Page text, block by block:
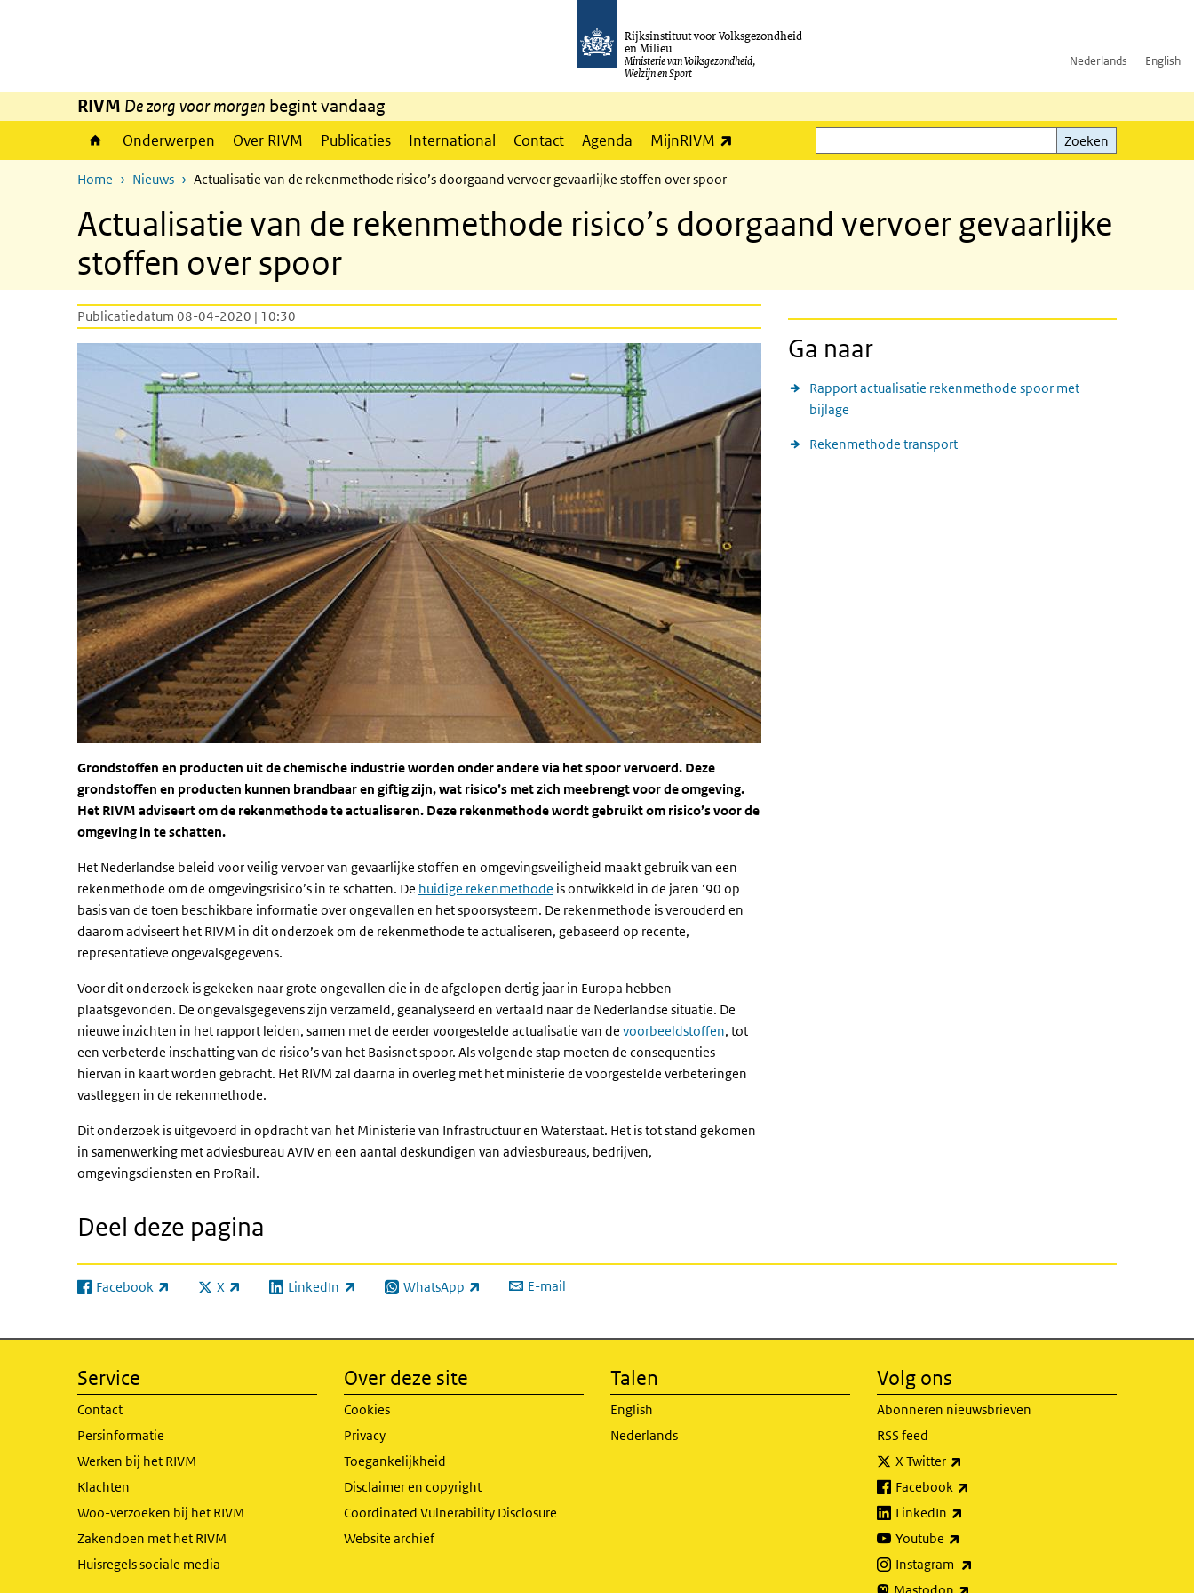
Rijksinstituut voor Volksgezondheid
en Milieu
Ministerie van Volksgezondheid,
Welzijn en Sport
Nederlands English
RIVM De zorg voor morgen begint vandaag
Onderwerpen Over RIVM Publicaties International Contact Agenda MijnRIVM
Zoeken
Zoeken
Home Nieuws Actualisatie van de rekenmethode risico’s doorgaand vervoer gevaarlijke stoffen over spoor
Actualisatie van de rekenmethode risico’s doorgaand vervoer gevaarlijke
stoffen over spoor
Publicatiedatum 08-04-2020 | 10:30
Grondstoffen en producten uit de chemische industrie worden onder andere via het spoor vervoerd. Deze
grondstoffen en producten kunnen brandbaar en giftig zijn, wat risico’s met zich meebrengt voor de omgeving.
Het RIVM adviseert om de rekenmethode te actualiseren. Deze rekenmethode wordt gebruikt om risico’s voor de
omgeving in te schatten.
Het Nederlandse beleid voor veilig vervoer van gevaarlijke stoffen en omgevingsveiligheid maakt gebruik van een
rekenmethode om de omgevingsrisico’s in te schatten. De huidige rekenmethode is ontwikkeld in de jaren ‘90 op
basis van de toen beschikbare informatie over ongevallen en het spoorsysteem. De rekenmethode is verouderd en
daarom adviseert het RIVM in dit onderzoek om de rekenmethode te actualiseren, gebaseerd op recente,
representatieve ongevalsgegevens.
Voor dit onderzoek is gekeken naar grote ongevallen die in de afgelopen dertig jaar in Europa hebben
plaatsgevonden. De ongevalsgegevens zijn verzameld, geanalyseerd en vertaald naar de Nederlandse situatie. De
nieuwe inzichten in het rapport leiden, samen met de eerder voorgestelde actualisatie van de voorbeeldstoffen, tot
een verbeterde inschatting van de risico’s van het Basisnet spoor. Als volgende stap moeten de consequenties
hiervan in kaart worden gebracht. Het RIVM zal daarna in overleg met het ministerie de voorgestelde verbeteringen
vastleggen in de rekenmethode.
Dit onderzoek is uitgevoerd in opdracht van het Ministerie van Infrastructuur en Waterstaat. Het is tot stand gekomen
in samenwerking met adviesbureau AVIV en een aantal deskundigen van adviesbureaus, bedrijven,
omgevingsdiensten en ProRail.
Ga naar
Rapport actualisatie rekenmethode spoor met
bijlage
Rekenmethode transport
Deel deze pagina
Facebook
(externe link) X
(externe link) LinkedIn
(externe link) WhatsApp
(externe link) E-mail
Service
Contact
Persinformatie
Werken bij het RIVM
Klachten
Woo-verzoeken bij het RIVM
Zakendoen met het RIVM
Huisregels sociale media
Over deze site
Cookies
Privacy
Toegankelijkheid
Disclaimer en copyright
Coordinated Vulnerability Disclosure
Website archief
Talen
English
Nederlands
Volg ons
Abonneren nieuwsbrieven
RSS feed
X Twitter
Facebook
LinkedIn
Youtube
Instagram